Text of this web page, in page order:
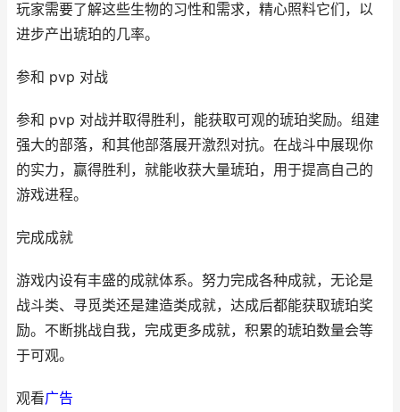
玩家需要了解这些生物的习性和需求，精心照料它们，以
进步产出琥珀的几率。
参和 pvp 对战
参和 pvp 对战并取得胜利，能获取可观的琥珀奖励。组建
强大的部落，和其他部落展开激烈对抗。在战斗中展现你
的实力，赢得胜利，就能收获大量琥珀，用于提高自己的
游戏进程。
完成成就
游戏内设有丰盛的成就体系。努力完成各种成就，无论是
战斗类、寻觅类还是建造类成就，达成后都能获取琥珀奖
励。不断挑战自我，完成更多成就，积累的琥珀数量会等
于可观。
观看广告